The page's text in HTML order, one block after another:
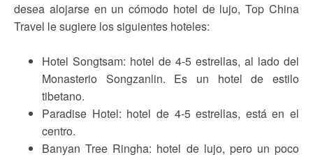
desea alojarse en un cómodo hotel de lujo, Top China
Travel le sugiere los siguientes hoteles:
Hotel Songtsam: hotel de 4-5 estrellas, al lado del
Monasterio Songzanlin. Es un hotel de estilo
tibetano.
Paradise Hotel: hotel de 4-5 estrellas, está en el
centro.
Banyan Tree Ringha: hotel de lujo, pero un poco